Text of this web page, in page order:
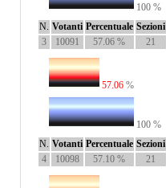
100 %
N. Votanti Percentuale Sezioni
3
10091 57.06 % 21
57.06 %
100 %
N. Votanti Percentuale Sezioni
4
10098 57.10 % 21